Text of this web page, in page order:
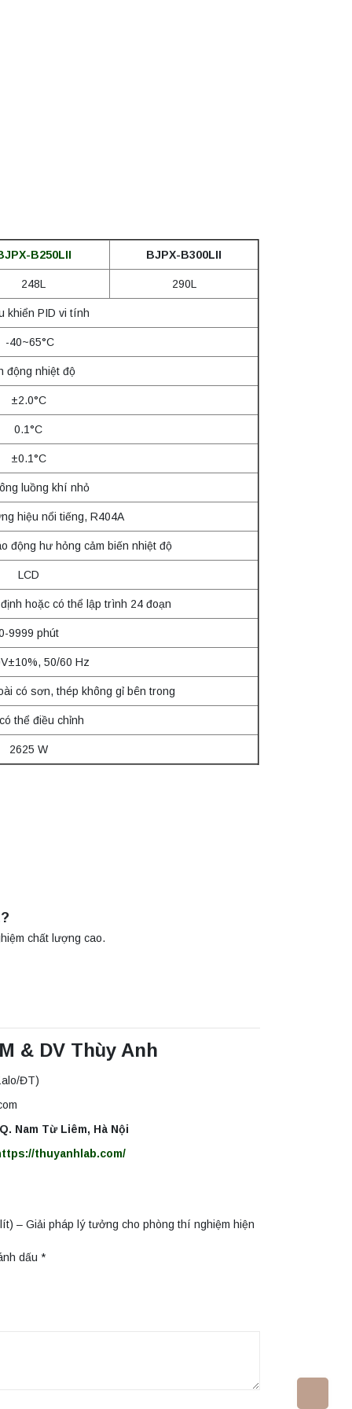
B250LII BJPX-B300LII
248L 290L
khiển PID vi tính
-40~65°C
động nhiệt độ
±2.0°C
0.1°C
±0.1°C
luồng khí nhỏ
hiệu nổi tiếng, R404A
động hư hỏng cảm biến nhiệt độ
LCD
hoặc có thể lập trình 24 đoạn
9999 phút
50/60 Hz
có sơn, thép không gỉ bên trong
thể điều chỉnh
2625 W
chất lượng cao.
& DV Thùy Anh
ĐT)
Nam Từ Liêm, Hà Nội
thuyanhlab.com/
– Giải pháp lý tưởng cho phòng thí nghiệm hiện
dấu*